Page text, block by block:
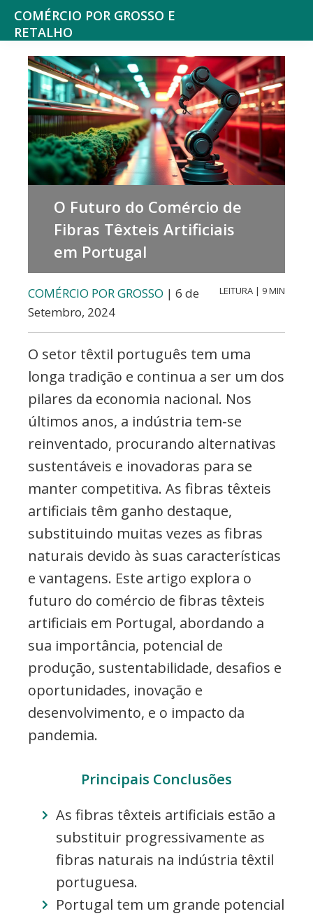
Saltar
para
menu
principal
Skip
main
content
COMÉRCIO POR GROSSO E
RETALHO
Espaço
de
reflexão
sobre
Comércio
O Futuro do Comércio de
Fibras Têxteis Artificiais
em Portugal
COMÉRCIO POR GROSSO | 6 de
Setembro, 2024
LEITURA | 9 MIN
O setor têxtil português tem uma
longa tradição e continua a ser um dos
pilares da economia nacional. Nos
últimos anos, a indústria tem-se
reinventado, procurando alternativas
sustentáveis e inovadoras para se
manter competitiva. As fibras têxteis
artificiais têm ganho destaque,
substituindo muitas vezes as fibras
naturais devido às suas características
e vantagens. Este artigo explora o
futuro do comércio de fibras têxteis
artificiais em Portugal, abordando a
sua importância, potencial de
produção, sustentabilidade, desafios e
oportunidades, inovação e
desenvolvimento, e o impacto da
pandemia.
Principais Conclusões
As fibras têxteis artificiais estão a
substituir progressivamente as
fibras naturais na indústria têxtil
portuguesa.
Portugal tem um grande potencial